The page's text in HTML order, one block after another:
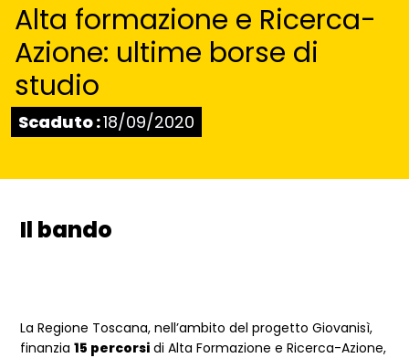
Alta formazione e Ricerca-
Azione: ultime borse di
studio
Stato:
Scaduto :18/09/2020
Il bando
La Regione Toscana, nell’ambito del progetto Giovanisì,
finanzia15 percorsi di Alta Formazione e Ricerca-Azione,